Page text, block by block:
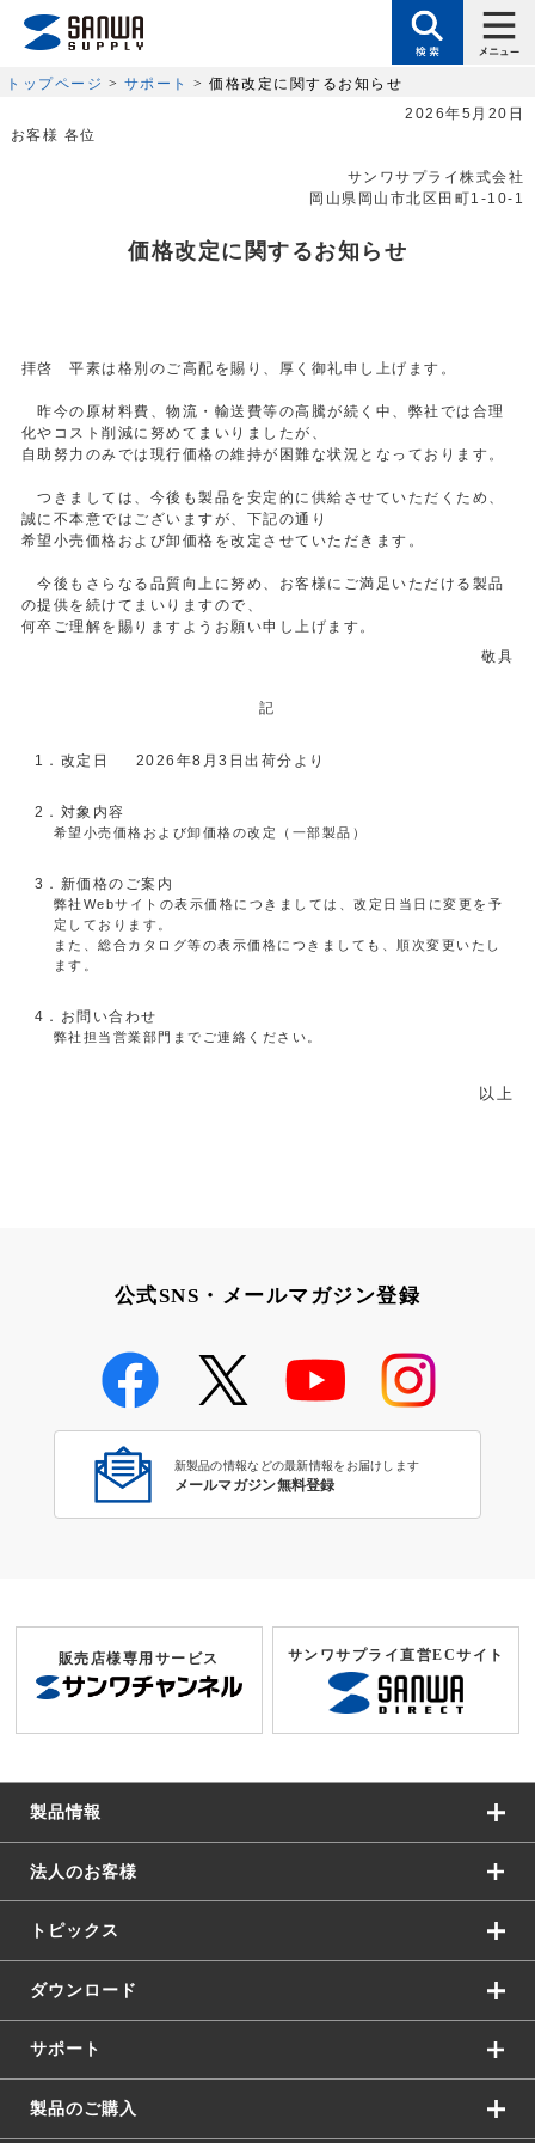
トップページ > サポート > 価格改定に関するお知らせ
2026年5月20日
お客様 各位
サンワサプライ株式会社
岡山県岡山市北区田町1-10-1
価格改定に関するお知らせ
拝啓 平素は格別のご高配を賜り、厚く御礼申し上げます。
昨今の原材料費、物流・輸送費等の高騰が続く中、弊社では合理
化やコスト削減に努めてまいりましたが、
自助努力のみでは現行価格の維持が困難な状況となっております。
つきましては、今後も製品を安定的に供給させていただくため、
誠に不本意ではございますが、下記の通り
希望小売価格および卸価格を改定させていただきます。
今後もさらなる品質向上に努め、お客様にご満足いただける製品
の提供を続けてまいりますので、
何卒ご理解を賜りますようお願い申し上げます。
敬具
記
1．改定日 2026年8月3日出荷分より
2．対象内容
希望小売価格および卸価格の改定（一部製品）
3．新価格のご案内
弊社Webサイトの表示価格につきましては、改定日当日に変更を予
定しております。
また、総合カタログ等の表示価格につきましても、順次変更いたし
ます。
4．お問い合わせ
弊社担当営業部門までご連絡ください。
以上
公式SNS・メールマガジン登録
新製品の情報などの最新情報をお届けします
メールマガジン無料登録
販売店様専用サービス サンワサプライ直営ECサイト
製品情報
法人のお客様
トピックス
ダウンロード
サポート
製品のご購入